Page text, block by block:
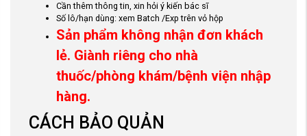
Cần thêm thông tin, xin hỏi ý kiến bác sĩ
Số lô/hạn dùng: xem Batch /Exp trên vỏ hộp
Sản phẩm không nhận đơn khách
lẻ. Giành riêng cho nhà
thuốc/phòng khám/bệnh viện nhập
hàng.
CÁCH BẢO QUẢN